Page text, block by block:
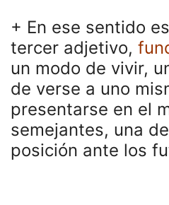
+ En ese sentido
tercer adjetivo,
un modo de vivir,
de verse a uno
presentarse en el
semejantes, una
posición ante los